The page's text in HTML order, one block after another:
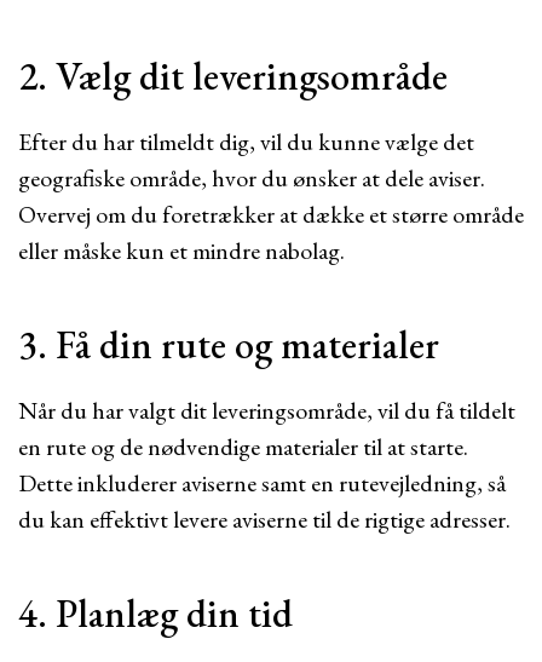
2. Vælg dit leveringsområde
Efter du har tilmeldt dig, vil du kunne vælge det
geografiske område, hvor du ønsker at dele aviser.
Overvej om du foretrækker at dække et større område
eller måske kun et mindre nabolag.
3. Få din rute og materialer
Når du har valgt dit leveringsområde, vil du få tildelt
en rute og de nødvendige materialer til at starte.
Dette inkluderer aviserne samt en rutevejledning, så
du kan effektivt levere aviserne til de rigtige adresser.
4. Planlæg din tid